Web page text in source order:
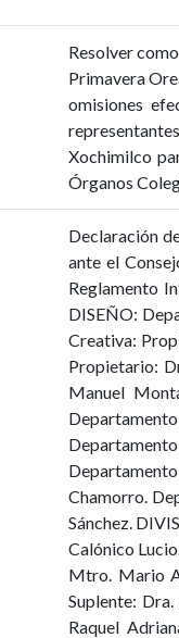
Resolver
Primavera
omisiones
Xochimilco
Órganos
Declaración
ante el
Reglamento
DISEÑO:
Creativa:
Propietario:
Manuel
Chamorro.
Sánchez.
Calónico
Mtro. Mario
Suplente:
Raquel